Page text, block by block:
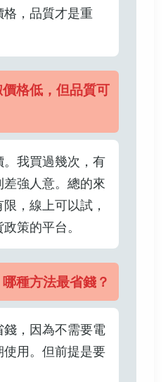
，品質才是重
格低，但品質可
我買過幾次，有
強人意。總的來
，線上可以試，
策的平台。
種方法最省錢？
，因為不需要電
使用。但前提是要